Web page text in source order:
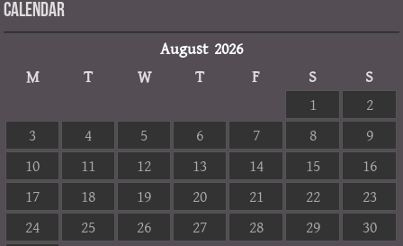
Calendar
August 2026
M
T W T F S
S
1
2
3
4 5 6 7 8
9
10
11 12 13 14 15
16
17
18 19 20 21 22
23
24
25 26 27 28 29
30